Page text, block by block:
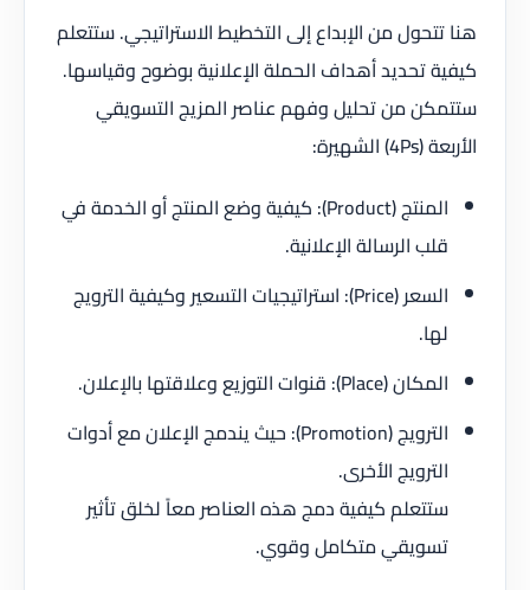
هنا تتحول من الإبداع إلى التخطيط الاستراتيجي. ستتعلم
كيفية تحديد أهداف الحملة الإعلانية بوضوح وقياسها.
ستتمكن من تحليل وفهم عناصر المزيج التسويقي
الأربعة (4Ps) الشهيرة:
المنتج (Product): كيفية وضع المنتج أو الخدمة في
قلب الرسالة الإعلانية.
السعر (Price): استراتيجيات التسعير وكيفية الترويج
لها.
المكان (Place): قنوات التوزيع وعلاقتها بالإعلان.
الترويج (Promotion): حيث يندمج الإعلان مع أدوات
الترويج الأخرى.
ستتعلم كيفية دمج هذه العناصر معاً لخلق تأثير
تسويقي متكامل وقوي.